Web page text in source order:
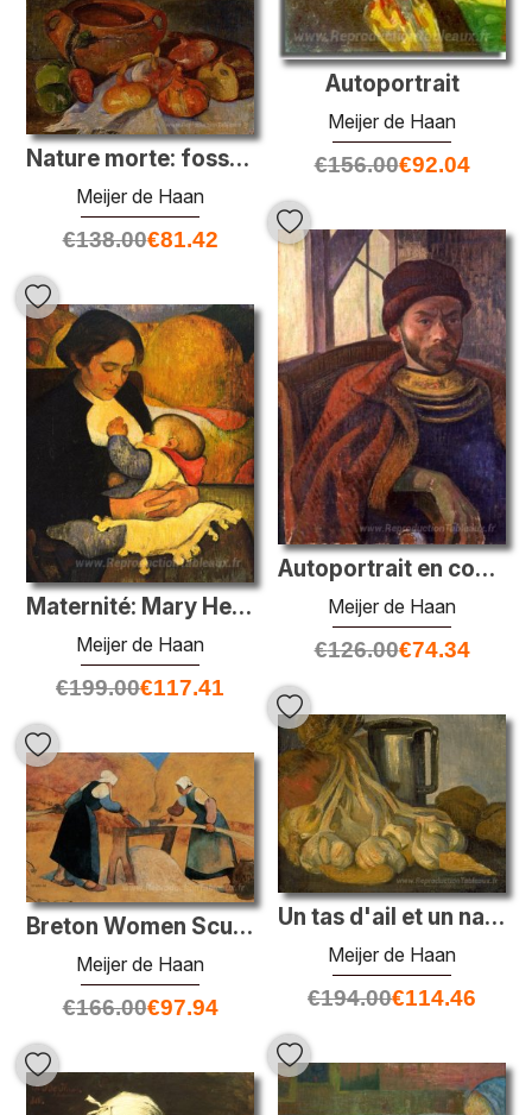
Autoportrait
Meijer de Haan
€156.00€92.04
Nature morte: fosse, oignons, pain et pommes vertes
Meijer de Haan
€138.00€81.42
Autoportrait en costume de breton
Meijer de Haan
€126.00€74.34
Maternité: Mary Henry allaitement
Meijer de Haan
€199.00€117.41
Un tas d'ail et un narte-chars en étain
Meijer de Haan
€194.00€114.46
Breton Women Scutching Lancy: Travail
Meijer de Haan
€166.00€97.94